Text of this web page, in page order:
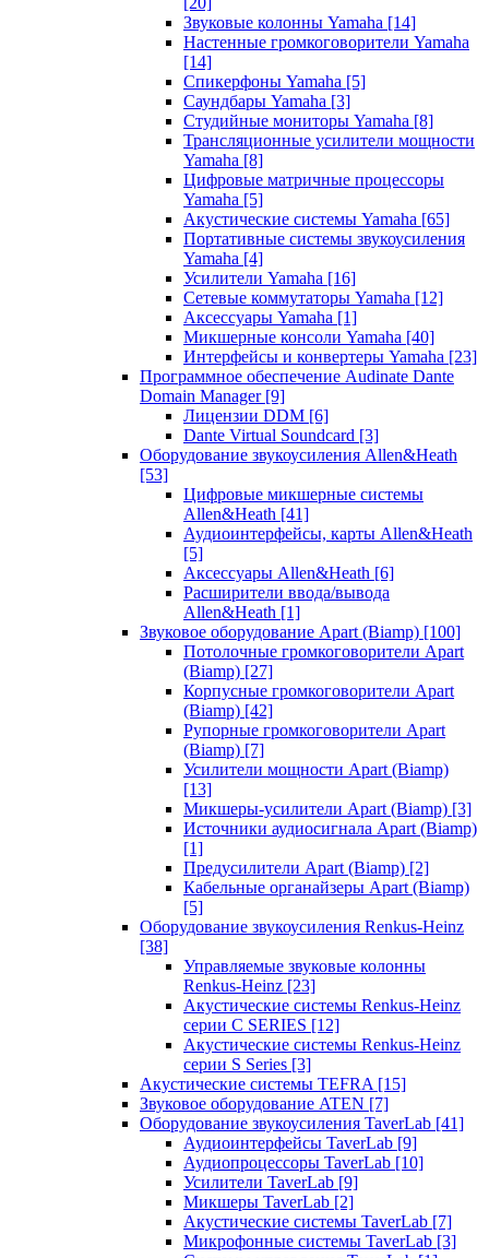
Звуковые колонны Yamaha [14]
Настенные громкоговорители Yamaha
[14]
Спикерфоны Yamaha [5]
Саундбары Yamaha [3]
Студийные мониторы Yamaha [8]
Трансляционные усилители мощности
Yamaha [8]
Цифровые матричные процессоры
Yamaha [5]
Акустические системы Yamaha [65]
Портативные системы звукоусиления
Yamaha [4]
Усилители Yamaha [16]
Сетевые коммутаторы Yamaha [12]
Аксессуары Yamaha [1]
Микшерные консоли Yamaha [40]
Интерфейсы и конвертеры Yamaha [23]
Программное обеспечение Audinate Dante
Domain Manager [9]
Лицензии DDM [6]
Dante Virtual Soundcard [3]
Оборудование звукоусиления Allen&Heath
[53]
Цифровые микшерные системы
Allen&Heath [41]
Аудиоинтерфейсы, карты Allen&Heath
[5]
Аксессуары Allen&Heath [6]
Расширители ввода/вывода
Allen&Heath [1]
Звуковое оборудование Apart (Biamp) [100]
Потолочные громкоговорители Apart
(Biamp) [27]
Корпусные громкоговорители Apart
(Biamp) [42]
Рупорные громкоговорители Apart
(Biamp) [7]
Усилители мощности Apart (Biamp)
[13]
Микшеры-усилители Apart (Biamp) [3]
Источники аудиосигнала Apart (Biamp)
[1]
Предусилители Apart (Biamp) [2]
Кабельные органайзеры Apart (Biamp)
[5]
Оборудование звукоусиления Renkus-Heinz
[38]
Управляемые звуковые колонны
Renkus-Heinz [23]
Акустические системы Renkus-Heinz
серии C SERIES [12]
Акустические системы Renkus-Heinz
серии S Series [3]
Акустические системы TEFRA [15]
Звуковое оборудование ATEN [7]
Оборудование звукоусиления TaverLab [41]
Аудиоинтерфейсы TaverLab [9]
Аудиопроцессоры TaverLab [10]
Усилители TaverLab [9]
Микшеры TaverLab [2]
Акустические системы TaverLab [7]
Микрофонные системы TaverLab [3]